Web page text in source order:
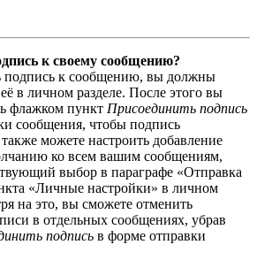
к своему сообщению?
подпись к сообщению, вы должны
её в личном разделе. После этого вы
флажком пункт Присоединить подпись
сообщения, чтобы подпись
можете настроить добавление
ко всем вашим сообщениям,
выбор в параграфе «Отправка
«Личные настройки» в личном
на это, вы сможете отменить
в отдельных сообщениях, убрав
подпись в форме отправки